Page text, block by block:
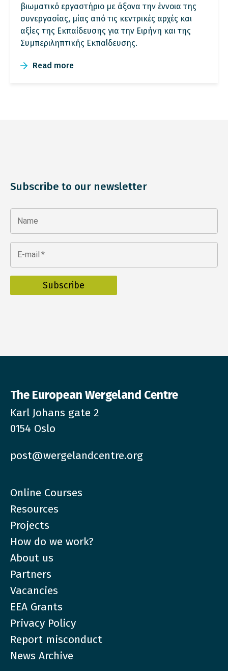
βιωματικό εργαστήριο με άξονα την έννοια της
συνεργασίας, μίας από τις κεντρικές αρχές και
αξίες της Εκπαίδευσης για την Ειρήνη και της
Συμπεριληπτικής Εκπαίδευσης.
Read more
Subscribe to our newsletter
Name
E-mail *
The European Wergeland Centre
Karl Johans gate 2
0154 Oslo
post@wergelandcentre.org
Online Courses
Resources
Projects
How do we work?
About us
Partners
Vacancies
EEA Grants
Privacy Policy
Report misconduct
News Archive